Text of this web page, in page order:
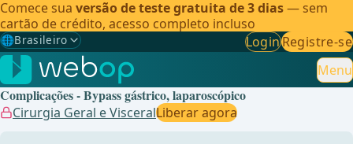
Comece sua versão de teste gratuita de 3 dias— sem
cartão de crédito, acesso completo incluso
🌐Brasileiro
Gewählte Sprache: Brasileiro
🇩🇪 Alemão
🇬🇧Inglês
LoginRegistre-se
Menu
Complicações - Bypass gástrico, laparoscópico
Cirurgia Geral e VisceralLiberar agora